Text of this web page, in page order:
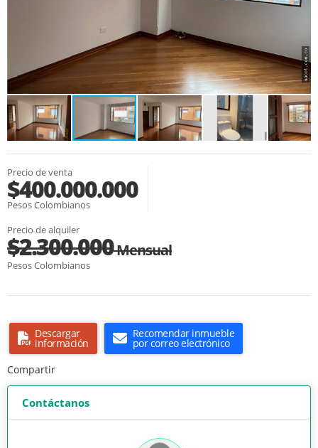
Precio de venta
$400.000.000
Pesos Colombianos
Precio de alquiler
$2.300.000Mensual
Pesos Colombianos
Descargar
información
Recomendar inmueble
por correo electrónico
Compartir
Contáctanos